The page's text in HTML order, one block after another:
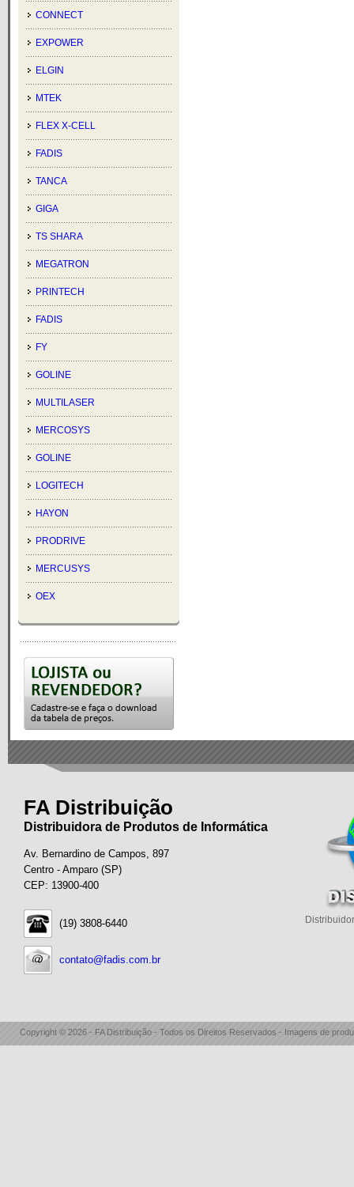
CONNECT
EXPOWER
ELGIN
MTEK
FLEX X-CELL
FADIS
TANCA
GIGA
TS SHARA
MEGATRON
PRINTECH
FADIS
FY
GOLINE
MULTILASER
MERCOSYS
GOLINE
LOGITECH
HAYON
PRODRIVE
MERCUSYS
OEX
FA Distribuição
Distribuidora de Produtos de Informática
Av. Bernardino de Campos, 897
Centro - Amparo (SP)
CEP: 13900-400
(19) 3808-6440
contato@fadis.com.br
Copyright © 2026 - FA Distribuição - Todos os Direitos Reservados - Imagens de